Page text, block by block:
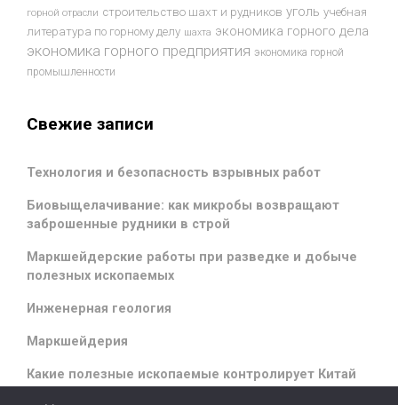
горной отрасли строительство шахт и рудников уголь учебная
литература по горному делу шахта экономика горного дела
экономика горного предприятия экономика горной
промышленности
Свежие записи
Технология и безопасность взрывных работ
Биовыщелачивание: как микробы возвращают
заброшенные рудники в строй
Маркшейдерские работы при разведке и добыче
полезных ископаемых
Инженерная геология
Маркшейдерия
Какие полезные ископаемые контролирует Китай